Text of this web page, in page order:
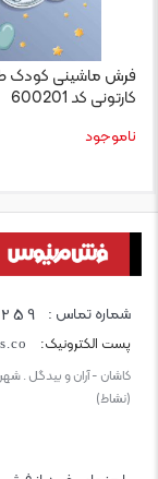
فرش ماشینی کودک
کارتونی کد 600201
ناموجود
شماره تماس :
پست الکترونیک:
(نشاط)